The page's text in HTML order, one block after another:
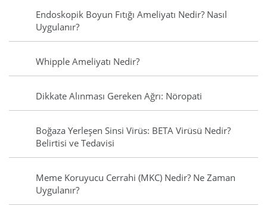
Endoskopik Boyun Fıtığı Ameliyatı Nedir? Nasıl
Uygulanır?
Whipple Ameliyatı Nedir?
Dikkate Alınması Gereken Ağrı: Nöropati
Boğaza Yerleşen Sinsi Virüs: BETA Virüsü Nedir?
Belirtisi ve Tedavisi
Meme Koruyucu Cerrahi (MKC) Nedir? Ne Zaman
Uygulanır?